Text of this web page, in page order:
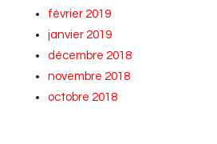
février 2019
janvier 2019
décembre 2018
novembre 2018
octobre 2018